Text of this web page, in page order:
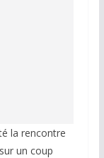
la rencontre
un coup